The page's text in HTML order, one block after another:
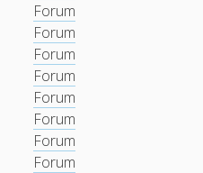
Forum
Forum
Forum
Forum
Forum
Forum
Forum
Forum